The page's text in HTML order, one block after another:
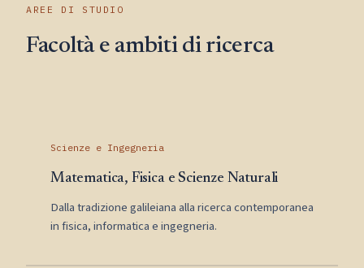
AREE DI STUDIO
Facoltà e ambiti di ricerca
Scienze e Ingegneria
Matematica, Fisica e Scienze Naturali
Dalla tradizione galileiana alla ricerca contemporanea
in fisica, informatica e ingegneria.